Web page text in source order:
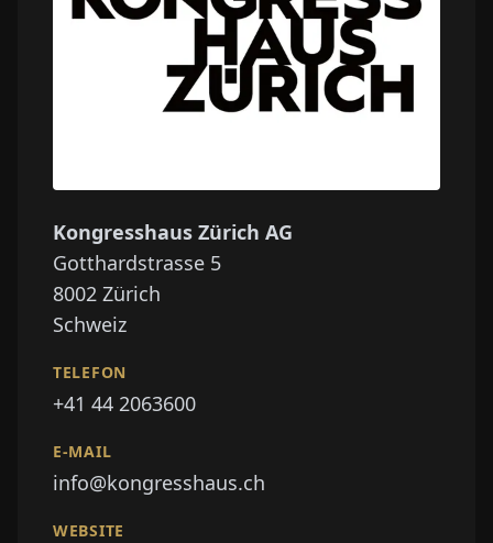
Kongresshaus Zürich AG
Gotthardstrasse 5
8002 Zürich
Schweiz
TELEFON
+41 44 2063600
E-MAIL
info@kongresshaus.ch
WEBSITE